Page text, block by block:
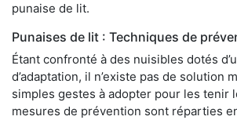
punaise de lit.
Punaises de lit : Techniques de
Étant confronté à des nuisibles dotés
d’adaptation, il n’existe pas de solution
simples gestes à adopter pour les tenir
mesures de prévention sont réparties